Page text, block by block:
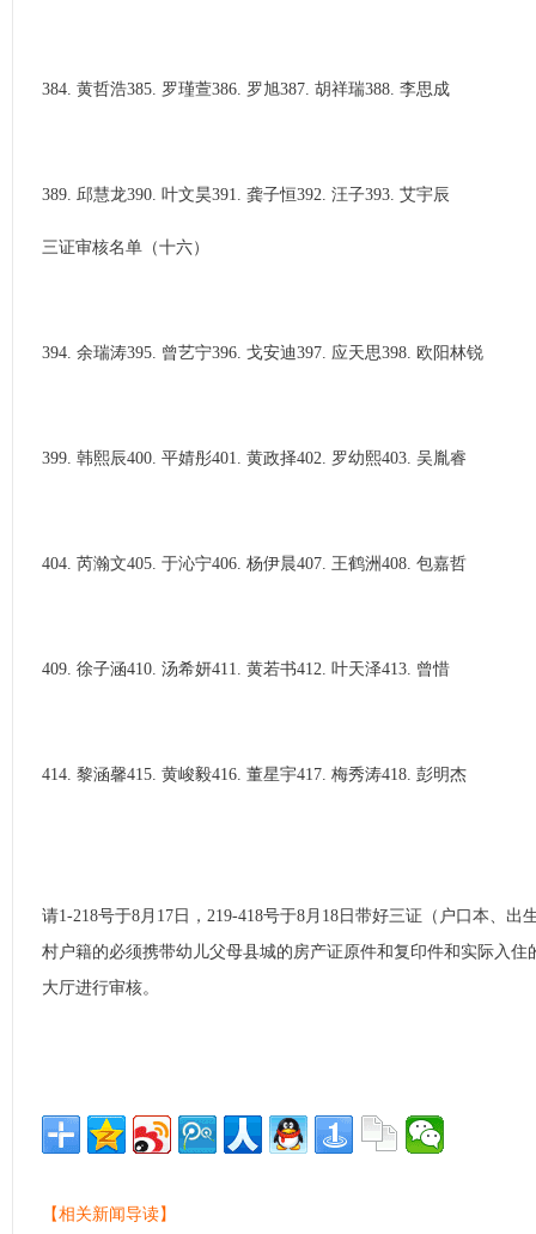
384. 黄哲浩385. 罗瑾萱386. 罗旭387. 胡祥瑞388. 李思成
389. 邱慧龙390. 叶文昊391. 龚子恒392. 汪子393. 艾宇辰
三证审核名单（十六）
394. 余瑞涛395. 曾艺宁396. 戈安迪397. 应天思398. 欧阳林锐
399. 韩熙辰400. 平婧彤401. 黄政择402. 罗幼熙403. 吴胤睿
404. 芮瀚文405. 于沁宁406. 杨伊晨407. 王鹤洲408. 包嘉哲
409. 徐子涵410. 汤希妍411. 黄若书412. 叶天泽413. 曾惜
414. 黎涵馨415. 黄峻毅416. 董星宇417. 梅秀涛418. 彭明杰
请1-218号于8月17日，219-418号于8月18日带好三证（户口本、出
村户籍的必须携带幼儿父母县城的房产证原件和复印件和实际入住
大厅进行审核。
【相关新闻导读】